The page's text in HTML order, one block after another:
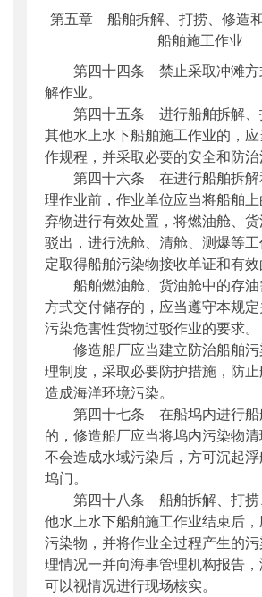
第五章 船舶拆解、打捞、修造
船舶施工作业
第四十四条 禁止采取冲滩方
解作业。
第四十五条 进行船舶拆解、
其他水上水下船舶施工作业的，
作规程，并采取必要的安全和防治
第四十六条 在进行船舶拆解
理作业前，作业单位应当将船舶
弃物进行有效处置，将燃油舱、
驳出，进行洗舱、清舱、测爆等
定取得船舶污染物接收单证和有效
船舶燃油舱、货油舱中的存油
方式交付储存的，应当遵守本规
污染危害性货物过驳作业的要求。
修造船厂应当建立防治船舶污
理制度，采取必要防护措施，防
造成海洋环境污染。
第四十七条 在船坞内进行船
的，修造船厂应当将坞内污染物
不会造成水域污染后，方可沉起
坞门。
第四十八条 船舶拆解、打捞
他水上水下船舶施工作业结束后
污染物，并将作业全过程产生的
理情况一并向海事管理机构报告
可以视情况进行现场核实。